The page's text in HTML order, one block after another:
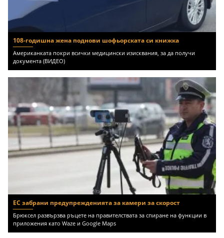
108-годишна жена поднови шофьорската си книжка
Американката покри всички медицински изисквания, за да получи
документа (ВИДЕО)
ЕС забрани предупрежденията за камери за скорост
Брюксел развързва ръцете на правителствата за спиране на функции в
приложения като Waze и Google Maps